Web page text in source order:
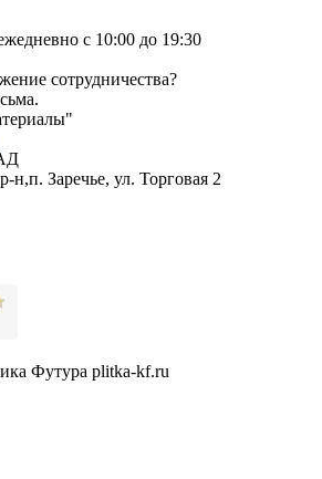
с 10:00 до 19:30
сотрудничества?
Заречье, ул. Торговая 2
Футура plitka-kf.ru